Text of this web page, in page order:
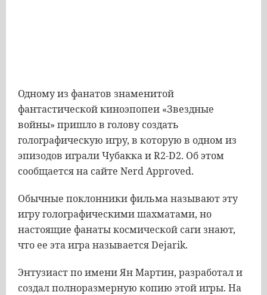
Одному из фанатов знаменитой
фантастической киноэпопеи «Звездные
войны» пришло в голову создать
голографическую игру, в которую в одном из
эпизодов играли Чубакка и R2-D2. Об этом
сообщается на сайте Nerd Approved.
Обычные поклонники фильма называют эту
игру голографическими шахматами, но
настоящие фанаты космической саги знают,
что ее эта игра называется Dejarik.
Энтузиаст по имени Ян Мартин, разработал и
создал полноразмерную копию этой игры. На